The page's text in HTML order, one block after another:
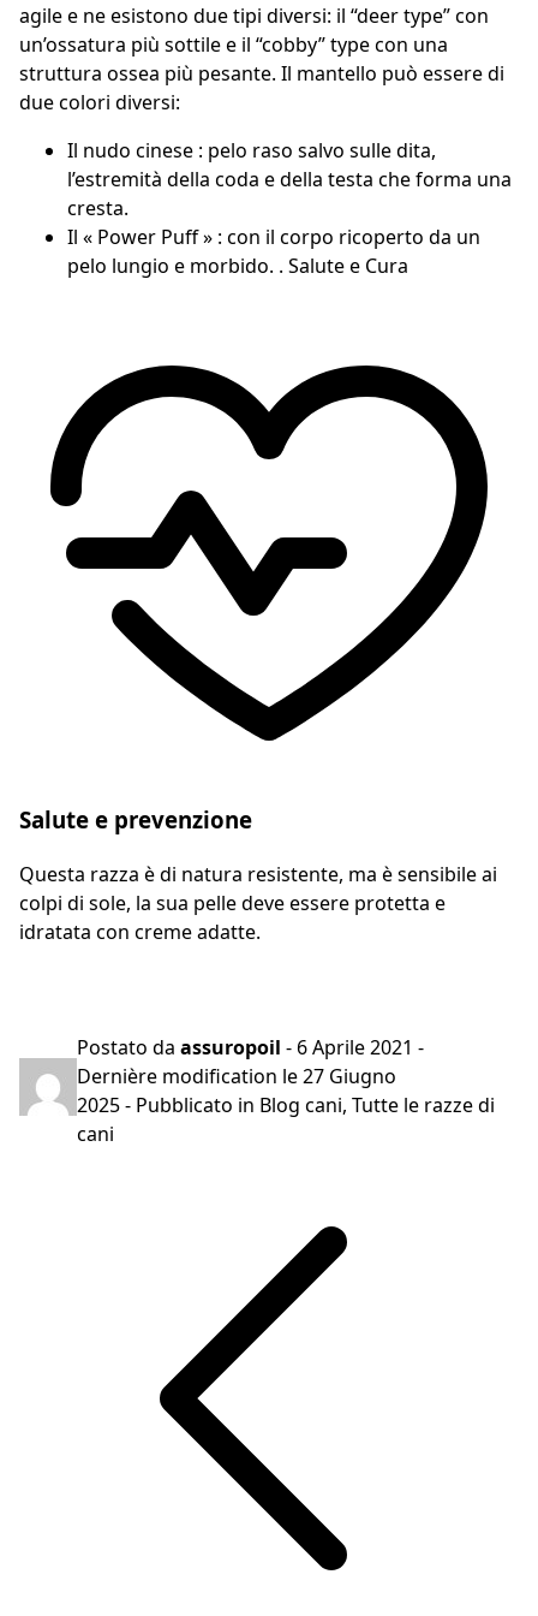
agile e ne esistono due tipi diversi: il “deer type” con
un’ossatura più sottile e il “cobby” type con una
struttura ossea più pesante. Il mantello può essere di
due colori diversi:
Il nudo cinese : pelo raso salvo sulle dita,
l’estremità della coda e della testa che forma una
cresta.
Il « Power Puff » : con il corpo ricoperto da un
pelo lungio e morbido. . Salute e Cura
Salute e prevenzione
Questa razza è di natura resistente, ma è sensibile ai
colpi di sole, la sua pelle deve essere protetta e
idratata con creme adatte.
Postato da assuropoil - 6 Aprile 2021 -
Dernière modification le27 Giugno
2025- Pubblicato in Blog cani, Tutte le razze di
cani